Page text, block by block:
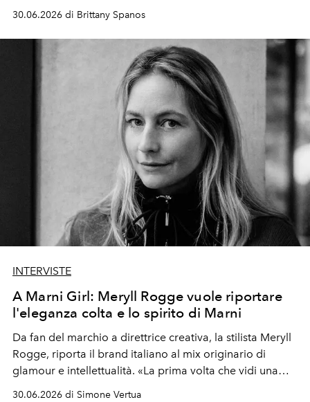
impegnato nel Circus Maximus Tour ha girato due film:
questo mese lo vedremo tra il cast stellare di "The
Odyssey" di Christopher Nolan, mentre a ottobre
interpreterà se stesso nella commedia "Rolling Loud".
30.06.2026 di Brittany Spanos
INTERVISTE
A Marni Girl: Meryll Rogge vuole riportare
l'eleganza colta e lo spirito di Marni
Da fan del marchio a direttrice creativa, la stilista Meryll
Rogge, riporta il brand italiano al mix originario di
glamour e intellettualità. «La prima volta che vidi una
silhouette Marni fu in un inserto dedicato ai best look
30.06.2026 di Simone Vertua